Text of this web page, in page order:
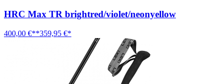
HRC Max TR brightred/violet/neonyellow
400,00 €**359,95 €*